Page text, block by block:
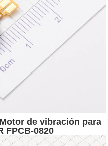
de vibración para
FPCB-0820